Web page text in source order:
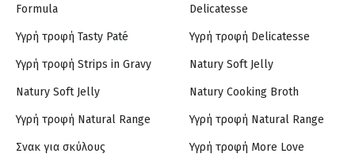
Formula
Υγρή τροφή Tasty Paté
Υγρή τροφή Strips in Gravy
Natury Soft Jelly
Υγρή τροφή Natural Range
Σνακ για σκύλους
Delicatesse
Υγρή τροφή Delicatesse
Natury Soft Jelly
Natury Cooking Broth
Υγρή τροφή Natural Range
Υγρή τροφή More Love